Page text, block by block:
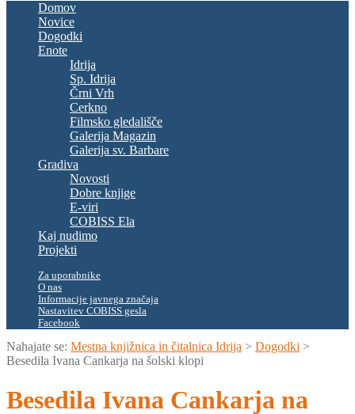
Domov
Novice
Dogodki
Enote
Idrija
Sp. Idrija
Črni Vrh
Cerkno
Filmsko gledališče
Galerija Magazin
Galerija sv. Barbare
Gradiva
Novosti
Dobre knjige
E-viri
COBISS Ela
Kaj nudimo
Projekti
Za uporabnike
O nas
Informacije javnega značaja
Nastavitev COBISS gesla
Facebook
Nahajate se: Mestna knjižnica in čitalnica Idrija > Dogodki >
Besedila Ivana Cankarja na šolski klopi
Besedila Ivana Cankarja na